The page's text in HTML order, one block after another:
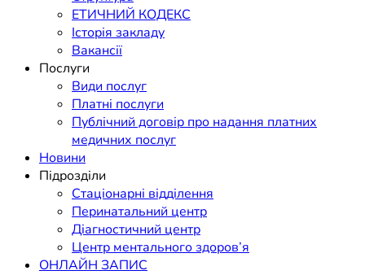
ЕТИЧНИЙ КОДЕКС
Історія закладу
Вакансії
Послуги
Види послуг
Платні послуги
Публічний договір про надання платних
медичних послуг
Новини
Підрозділи
Стаціонарні відділення
Перинатальний центр
Діагностичний центр
Центр ментального здоров’я
ОНЛАЙН ЗАПИС